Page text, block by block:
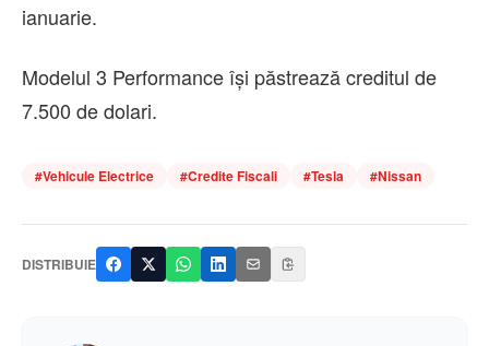
ianuarie.
Modelul 3 Performance îşi păstrează creditul de
7.500 de dolari.
#Vehicule Electrice #Credite Fiscali #Tesla #Nissan
DISTRIBUIE